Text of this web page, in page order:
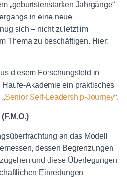
„geburtstenstarken Jahrgänge“
in eine neue
sich – nicht zuletzt im
Thema zu beschäftigen. Hier:
diesem Forschungsfeld in
Akademie ein praktisches
Senior Self-Leadership-Journey“.
an das Modell
dessen Begrenzungen
und diese Überlegungen
Einredungen